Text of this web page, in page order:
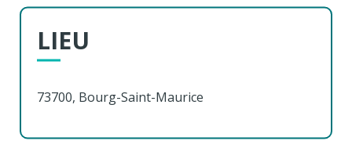
LIEU
73700, Bourg-Saint-Maurice